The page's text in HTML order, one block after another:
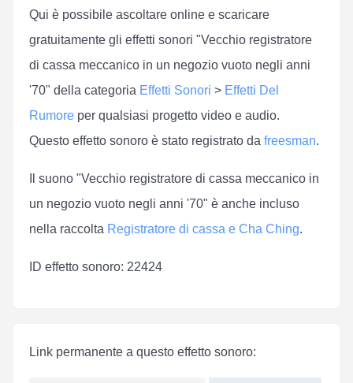
Qui è possibile ascoltare online e scaricare
gratuitamente gli effetti sonori "Vecchio registratore
di cassa meccanico in un negozio vuoto negli anni
'70" della categoria Effetti Sonori > Effetti Del
Rumore per qualsiasi progetto video e audio.
Questo effetto sonoro è stato registrato da freesman.
Il suono "Vecchio registratore di cassa meccanico in
un negozio vuoto negli anni '70" è anche incluso
nella raccolta Registratore di cassa e Cha Ching.
ID effetto sonoro: 22424
Link permanente a questo effetto sonoro: